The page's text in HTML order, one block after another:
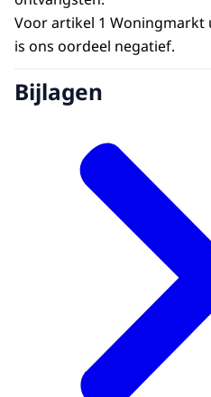
Voor artikel 1 Woningmarkt
is ons oordeel negatief.
Bijlagen